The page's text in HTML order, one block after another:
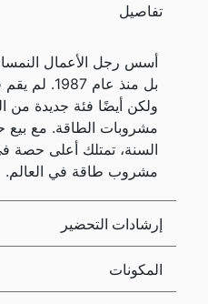
تفاصيل
أسس رجل الأعمال
بل منذ عام
ولكن أيضًا فئة جديدة من
السنة، تمتلك أعلى حصة
مشروب طاقة في العالم.
إرشادات التحضير
المكونات